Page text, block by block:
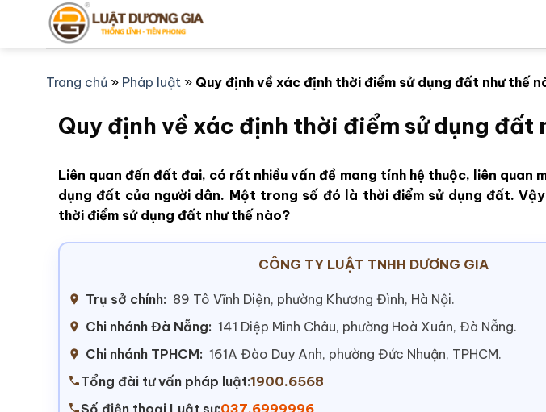
Trang chủ » Pháp luật » Quy định về xác định thời điểm sử dụng đất như thế
Quy định về xác định thời điểm sử dụng đất
Liên quan đến đất đai, có rất nhiều vấn đề mang tính hệ thuộc, liên quan
dụng đất của người dân. Một trong số đó là thời điểm sử dụng đất.
thời điểm sử dụng đất như thế nào?
CÔNG TY LUẬT TNHH DƯƠNG GIA
Trụ sở chính: 89 Tô Vĩnh Diện, phường Khương Đình, Hà Nội.
Chi nhánh Đà Nẵng: 141 Diệp Minh Châu, phường Hoà Xuân, Đà Nẵng.
Chi nhánh TPHCM: 161A Đào Duy Anh, phường Đức Nhuận, TPHCM.
Tổng đài tư vấn pháp luật:1900.6568